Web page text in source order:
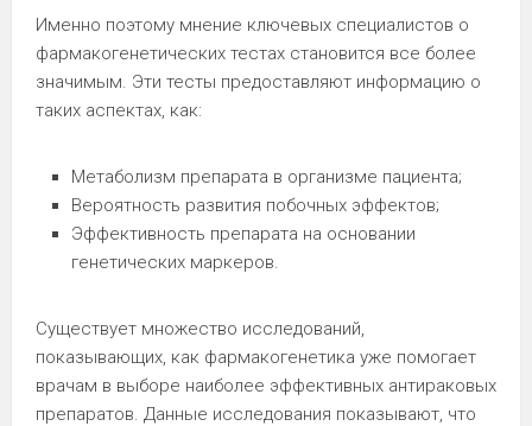
Именно поэтому мнение ключевых специалистов о
фармакогенетических тестах становится все более
значимым. Эти тесты предоставляют информацию о
таких аспектах, как:
Метаболизм препарата в организме пациента;
Вероятность развития побочных эффектов;
Эффективность препарата на основании
генетических маркеров.
Существует множество исследований,
показывающих, как фармакогенетика уже помогает
врачам в выборе наиболее эффективных антираковых
препаратов. Данные исследования показывают, что